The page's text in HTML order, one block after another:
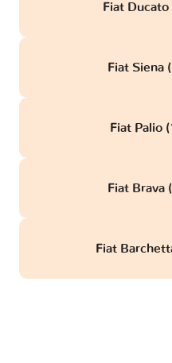
Fiat
Fiat Siena
Fiat Palio
Fiat Brava
Fiat